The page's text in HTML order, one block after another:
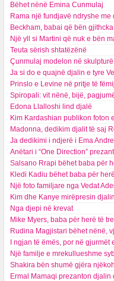
Bëhet nënë Emina Cunmulaj
Rama një fundjavë ndryshe me
Beckham, babai që bën
Një yll si Martini që nuk e bën
Teuta sërish shtatëzënë
Çunmulaj modelon në
Ja si do e quajnë djalin e tyre
Prinslo e Levine në pritje të
Spiropali: vit nënë, bijë,
Edona Llalloshi lind djalë
Kim Kardashian publikon foton
Madonna, dedikim djalit të saj
Ja dedikimi i ndjerë i Ema
Anëtari i “One Direction”
Salsano Rrapi bëhet baba për
Kledi Kadiu bëhet baba për
Një foto familjare nga Vedat
Kim dhe Kanye mirëpresin
Nga djepi në krevat
Mike Myers, baba për herë të
Rudina Magjistari bëhet nënë,
I ngjan të ëmës, por në gjurmët
Një familje e mrekullueshme
Shakira bën shumë gjëra
Ermal Mamaqi prezanton djalin